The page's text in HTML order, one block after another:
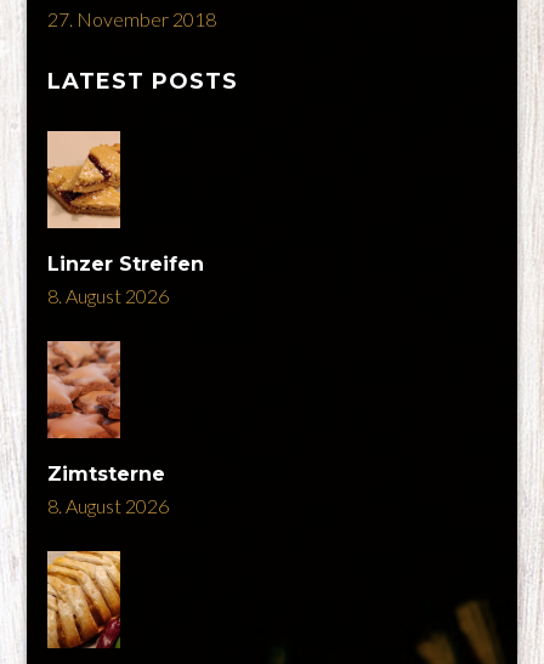
27. November 2018
LATEST POSTS
Linzer Streifen
8. August 2026
Zimtsterne
8. August 2026